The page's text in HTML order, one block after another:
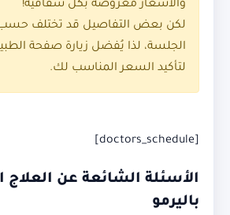
والأسعار معروضة بكل شفافية!
لكن بعض التفاصيل قد تختلف حسب
الجلسة، لذا يُفضل زيارة صفحة
لتأكيد السعر المناسب لك.
[doctors_schedule]
الأسئلة الشائعة عن
باليرمو